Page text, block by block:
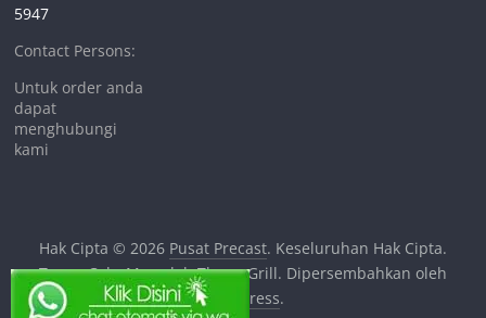
5947
Contact Persons:
Untuk order anda
dapat
menghubungi
kami
Hak Cipta © 2026 Pusat Precast. Keseluruhan Hak Cipta.
Tema:ColorMagoleh ThemeGrill. Dipersembahkan oleh
WordPress.